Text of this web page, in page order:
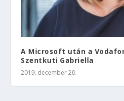
A Microsoft után a
Szentkuti Gabriella
2019. december 20.